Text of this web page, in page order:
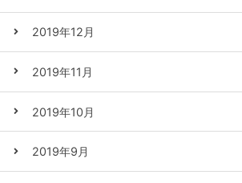
2019年12月
2019年11月
2019年10月
2019年9月